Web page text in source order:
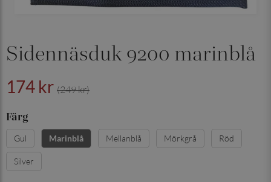
Sidennäsduk 9200 marinblå
174 kr (249 kr)
Färg
Gul Marinblå Mellanblå Mörkgrå Röd
Silver